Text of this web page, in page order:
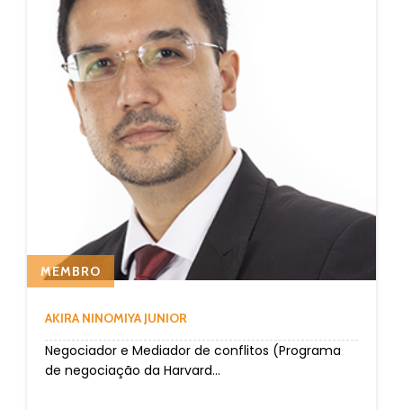
MEMBRO
AKIRA NINOMIYA JUNIOR
Negociador e Mediador de conflitos (Programa
de negociação da Harvard...